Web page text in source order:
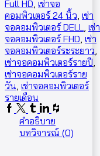
Full HD, เช่าจอ
คอมพิวเตอร์ 24 นิ้ว, เช่า
จอคอมพิวเตอร์ DELL, เช่า
จอคอมพิวเตอร์ FHD, เช่า
จอคอมพิวเตอร์ระระยาว,
เช่าจอคอมพิวเตอร์รายปี,
เช่าจอคอมพิวเตอร์ราย
วัน, เช่าจอคอมพิวเตอร์
รายเดือน
Facebook
Twitter
Tumblr
Linkedin
Houzz
คำอธิบาย
บทวิจารณ์ (0)